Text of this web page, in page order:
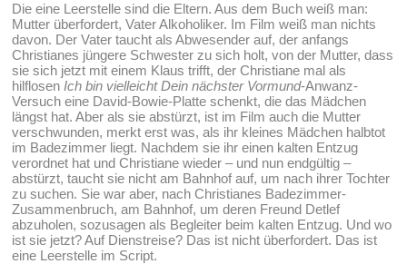
Die eine Leerstelle sind die Eltern. Aus dem Buch weiß man:
Mutter überfordert, Vater Alkoholiker. Im Film weiß man nichts
davon. Der Vater taucht als Abwesender auf, der anfangs
Christianes jüngere Schwester zu sich holt, von der Mutter, dass
sie sich jetzt mit einem Klaus trifft, der Christiane mal als
hilflosen Ich bin vielleicht Dein nächster Vormund-Anwanz-
Versuch eine David-Bowie-Platte schenkt, die das Mädchen
längst hat. Aber als sie abstürzt, ist im Film auch die Mutter
verschwunden, merkt erst was, als ihr kleines Mädchen halbtot
im Badezimmer liegt. Nachdem sie ihr einen kalten Entzug
verordnet hat und Christiane wieder – und nun endgültig –
abstürzt, taucht sie nicht am Bahnhof auf, um nach ihrer Tochter
zu suchen. Sie war aber, nach Christianes Badezimmer-
Zusammenbruch, am Bahnhof, um deren Freund Detlef
abzuholen, sozusagen als Begleiter beim kalten Entzug. Und wo
ist sie jetzt? Auf Dienstreise? Das ist nicht überfordert. Das ist
eine Leerstelle im Script.